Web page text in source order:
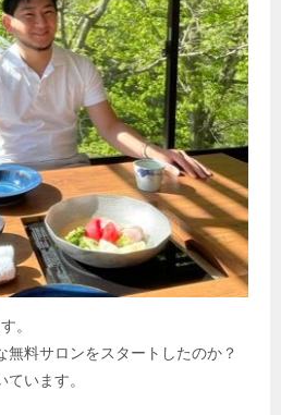
。
無料サロンをスタートしたのか？
います。